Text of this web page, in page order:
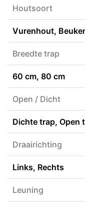
Houtsoort
Vurenhout,
Breedte trap
60 cm, 80 cm
Open / Dicht
Dichte trap, Open
Draairichting
Links, Rechts
Leuning